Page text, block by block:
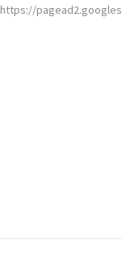
https://